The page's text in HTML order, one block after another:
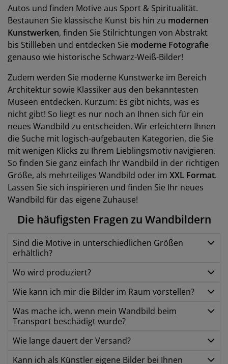
Autos und finden Motive aus Sport & Spiritualität.
Bestaunen Sie klassische Kunst bis hin zu modernen
Kunstwerken, finden Sie Stilrichtungen von Abstrakt
bis Stillleben und entdecken Sie moderne Fotografie
genauso wie historische Schwarz-Weiß-Bilder!
Zudem werden Sie moderne Kunstwerke im Bereich
Architektur sowie Klassiker aus den bekanntesten
Museen entdecken. Kurzum: Es gibt nichts, was es
nicht gibt! So liegt es nur noch an Ihnen sich für ein
neues Wandbild zu entscheiden. Wir erleichtern Ihnen
die Suche mit logisch-aufgebauten Kategorien, die Sie
mit wenigen Klicks zu Ihrem Lieblingsmotiv navigieren.
So finden Sie ganz einfach Ihr Wandbild in der richtigen
Größe, als mehrteiliges Wandbild oder im XXL Format.
Lassen Sie sich inspirieren und finden Sie Ihr neues
Wandbild für das eigene Zuhause!
Die häufigsten Fragen zu Wandbildern
Sind die Motive in unterschiedlichen Größen
erhältlich?
Wo wird produziert?
Wie kann ich mir die Bilder im Raum vorstellen?
Was mache ich, wenn mein Wandbild beim
Transport beschädigt wurde?
Wie lange dauert der Versand?
Kann ich als Künstler eigene Bilder bei Ihnen